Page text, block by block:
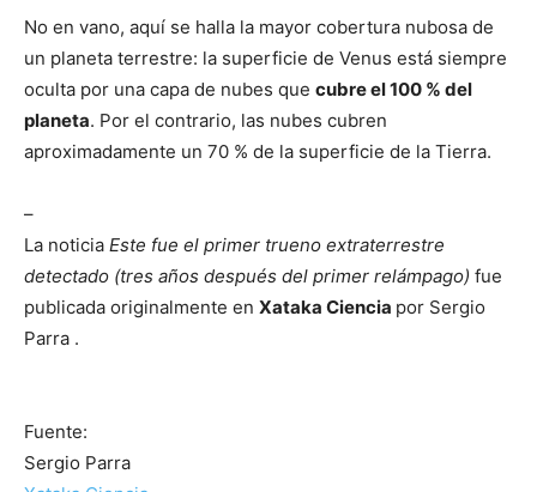
No en vano, aquí se halla la mayor cobertura nubosa de
un planeta terrestre: la superficie de Venus está siempre
oculta por una capa de nubes que cubre el 100 % del
planeta. Por el contrario, las nubes cubren
aproximadamente un 70 % de la superficie de la Tierra.
–
La noticia Este fue el primer trueno extraterrestre
detectado (tres años después del primer relámpago) fue
publicada originalmente en Xataka Ciencia por Sergio
Parra .
Fuente:
Sergio Parra